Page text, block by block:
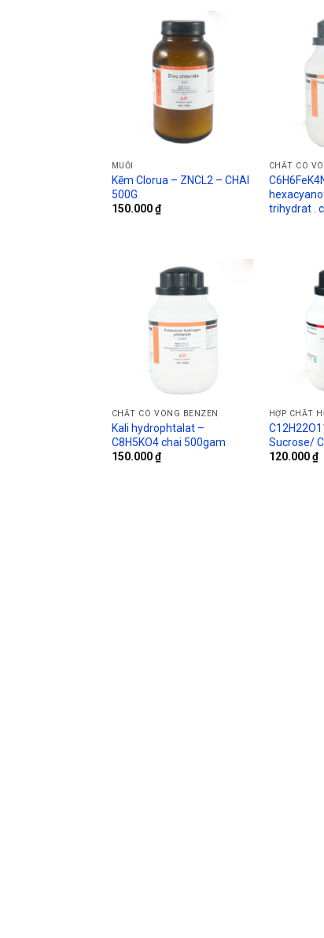
MUỐI
Kẽm Clorua – ZNCL2 – CHAI
500G
150.000₫
CHẤT CÓ
trihydrat .
CHẤT CÓ VÒNG BENZEN
Kali hydrophtalat –
C8H5KO4 chai 500gam
150.000₫
HỢP CHẤT
Sucrose/
120.000₫